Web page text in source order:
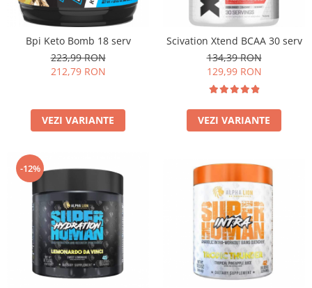
Vitamine bărbați / femei
Îngrijire personală
Insulated
JNX Sports
Kevin Levrone
Muscle Meds
Muscle Pharm
Mutant
Naughty Boy
Neocell
Nordic Naturals
NOW Foods
Nutrend
Nutrex
Bpi Keto Bomb 18 serv
223,99 RON
212,79 RON
VEZI VARIANTE
Scivation Xtend BCAA 30 serv
134,39 RON
129,99 RON
VEZI VARIANTE
-12%